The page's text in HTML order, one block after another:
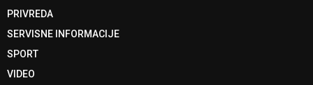
PRIVREDA
SERVISNE INFORMACIJE
SPORT
VIDEO